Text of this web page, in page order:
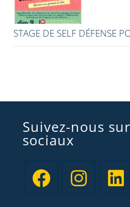
STAGE DE SELF DÉFENSE
Suivez-nous
sociaux